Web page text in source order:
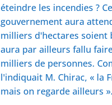
éteindre les incendies ? Ce
gouvernement aura
milliers d'hectares soient
aura par ailleurs fallu
milliers de personnes.
l'indiquait M. Chirac, « la
mais on regarde ailleurs ».